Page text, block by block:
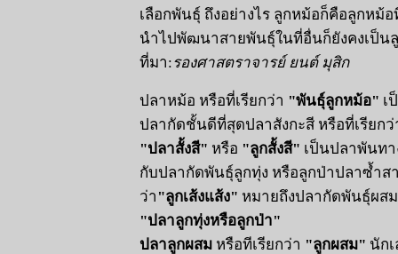
เลือกพันธุ์ ถึงอย่างไร ลูกหม้อก็คือลูกห
นำไปพัฒนาสายพันธุ์ในที่อื่นก็ยังคงเป็น
ที่มา:รองศาสตราจารย์ ยนต์ มุสิก
ปลาหม้อ หรือที่เรียกว่า "พันธุ์ลูกหม้อ" เ
ปลากัดชั้นดีที่สุดปลาสังกะสี หรือที่เรียกว่
"ปลาสั้งสี" หรือ "ลูกสั้งสี" เป็นปลาพันท
กับปลากัดพันธุ์ลูกทุ่ง หรือลูกป่าปลาซ้ำส
ว่า "ลูกเส้งแส้ง" หมายถึงปลากัดพันธุ์ผส
"ปลาลูกทุ่งหรือลูกป่า"
ปลาลูกผสม หรือทีเรียกว่า "ลูกผสม" นัก